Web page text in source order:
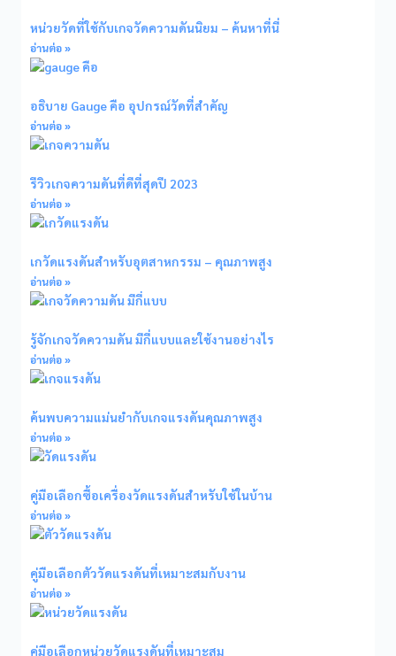
หน่วยวัดที่ใช้กับเกจวัดความดันนิยม – ค้นหาที่นี่
อ่านต่อ »
อธิบาย Gauge คือ อุปกรณ์วัดที่สำคัญ
อ่านต่อ »
รีวิวเกจความดันที่ดีที่สุดปี 2023
อ่านต่อ »
เกวัดแรงดันสำหรับอุตสาหกรรม – คุณภาพสูง
อ่านต่อ »
รู้จักเกจวัดความดัน มีกี่แบบและใช้งานอย่างไร
อ่านต่อ »
ค้นพบความแม่นยำกับเกจแรงดันคุณภาพสูง
อ่านต่อ »
คู่มือเลือกซื้อเครื่องวัดแรงดันสำหรับใช้ในบ้าน
อ่านต่อ »
คู่มือเลือกตัววัดแรงดันที่เหมาะสมกับงาน
อ่านต่อ »
คู่มือเลือกหน่วยวัดแรงดันที่เหมาะสม